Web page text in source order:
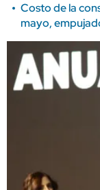
Costo de la
mayo,